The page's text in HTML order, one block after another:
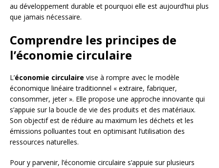
au développement durable et pourquoi elle est aujourd’hui plus
que jamais nécessaire.
Comprendre les principes de
l’économie circulaire
L’économie circulaire vise à rompre avec le modèle
économique linéaire traditionnel « extraire, fabriquer,
consommer, jeter ». Elle propose une approche innovante qui
s’appuie sur la boucle de vie des produits et des matériaux.
Son objectif est de réduire au maximum les déchets et les
émissions polluantes tout en optimisant l’utilisation des
ressources naturelles.
Pour y parvenir, l’économie circulaire s’appuie sur plusieurs